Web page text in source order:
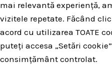
mai relevantă experiență,
vizitele repetate. Făcând
acord cu utilizarea TOATE
puteți accesa „Setări
consimțământ controlat.